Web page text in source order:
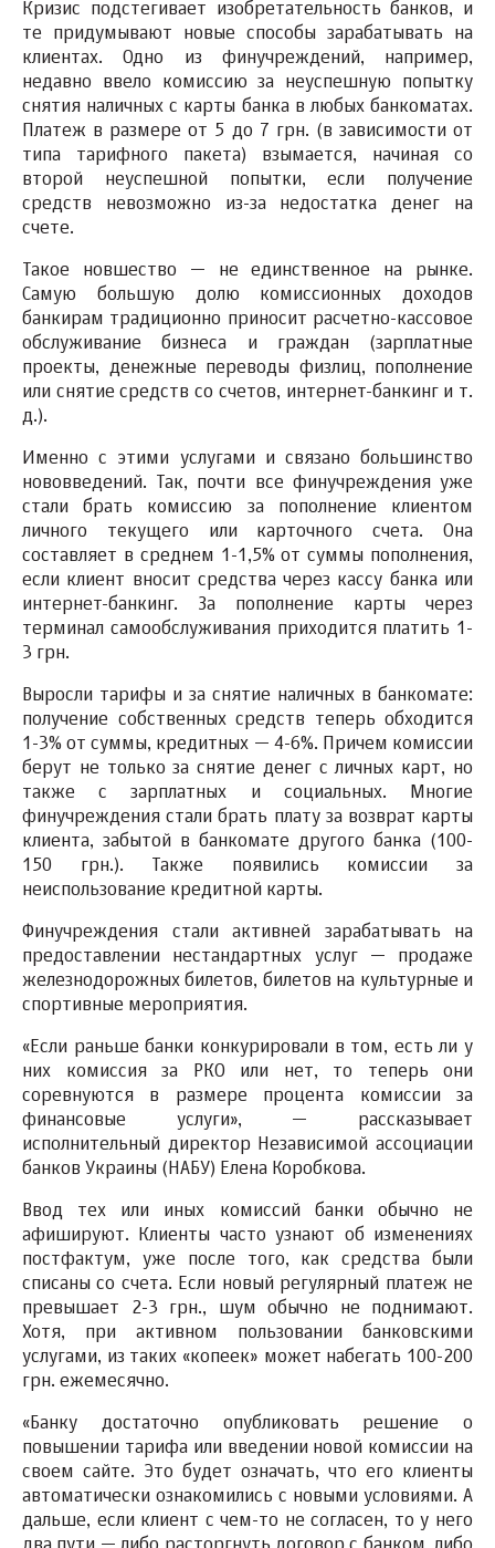
Кризис подстегивает изобретательность банков, и
те придумывают новые способы зарабатывать на
клиентах. Одно из финучреждений, например,
недавно ввело комиссию за неуспешную попытку
снятия наличных с карты банка в любых банкоматах.
Платеж в размере от 5 до 7 грн. (в зависимости от
типа тарифного пакета) взымается, начиная со
второй неуспешной попытки, если получение
средств невозможно из-за недостатка денег на
счете.
Такое новшество — не единственное на рынке.
Самую большую долю комиссионных доходов
банкирам традиционно приносит расчетно-кассовое
обслуживание бизнеса и граждан (зарплатные
проекты, денежные переводы физлиц, пополнение
или снятие средств со счетов, интернет-банкинг и т.
д.).
Именно с этими услугами и связано большинство
нововведений. Так, почти все финучреждения уже
стали брать комиссию за пополнение клиентом
личного текущего или карточного счета. Она
составляет в среднем 1-1,5% от суммы пополнения,
если клиент вносит средства через кассу банка или
интернет-банкинг. За пополнение карты через
терминал самообслуживания приходится платить 1-
3 грн.
Выросли тарифы и за снятие наличных в банкомате:
получение собственных средств теперь обходится
1-3% от суммы, кредитных — 4-6%. Причем комиссии
берут не только за снятие денег с личных карт, но
также с зарплатных и социальных. Многие
финучреждения стали брать плату за возврат карты
клиента, забытой в банкомате другого банка (100-
150 грн.). Также появились комиссии за
неиспользование кредитной карты.
Финучреждения стали активней зарабатывать на
предоставлении нестандартных услуг — продаже
железнодорожных билетов, билетов на культурные и
спортивные мероприятия.
«Если раньше банки конкурировали в том, есть ли у
них комиссия за РКО или нет, то теперь они
соревнуются в размере процента комиссии за
финансовые услуги», — рассказывает
исполнительный директор Независимой ассоциации
банков Украины (НАБУ) Елена Коробкова.
Ввод тех или иных комиссий банки обычно не
афишируют. Клиенты часто узнают об изменениях
постфактум, уже после того, как средства были
списаны со счета. Если новый регулярный платеж не
превышает 2-3 грн., шум обычно не поднимают.
Хотя, при активном пользовании банковскими
услугами, из таких «копеек» может набегать 100-200
грн. ежемесячно.
«Банку достаточно опубликовать решение о
повышении тарифа или введении новой комиссии на
своем сайте. Это будет означать, что его клиенты
автоматически ознакомились с новыми условиями. А
дальше, если клиент с чем-то не согласен, то у него